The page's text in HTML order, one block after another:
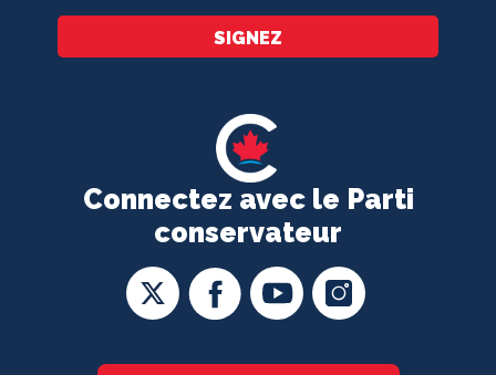
Connectez avec le Parti
conservateur
SIGNEZ